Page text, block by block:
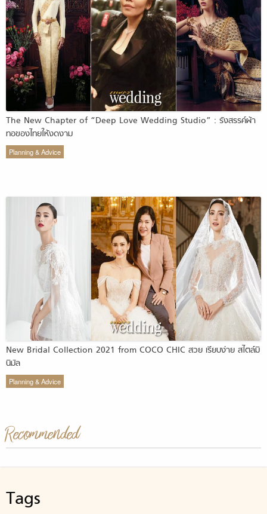
The New Chapter of “Deep Love Wedding Studio” : รังสรรค์ผ้า
ทอของไทยให้งดงาม
Planning & Advice
New Bridal Collection 2021 from COCO CHIC สวย เรียบง่าย สไตล์มิ
นิมัล
Planning & Advice
Recommended
Tags